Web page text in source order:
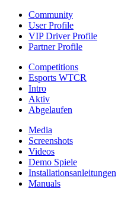
Community
User Profile
VIP Driver Profile
Partner Profile
Competitions
Esports WTCR
Intro
Aktiv
Abgelaufen
Media
Screenshots
Videos
Demo Spiele
Installationsanleitungen
Manuals